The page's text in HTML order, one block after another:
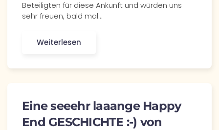
Beteiligten für diese Ankunft und würden uns
sehr freuen, bald mal…
Weiterlesen
Eine seeehr laaange Happy
End GESCHICHTE :-) von